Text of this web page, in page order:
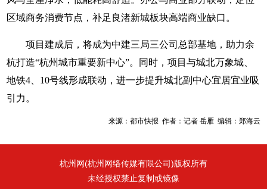
区域商务消费节点，补足良渚新城板块高端商业缺口。
项目建成后，将成为中建三局三公司总部基地，助力余
杭打造“杭州城市重要新中心”。同时，项目与城北万象城、
地铁4、10号线形成联动，进一步提升城北副中心宜居宜业吸
引力。
来源：都市快报 作者：记者 岳雁 编辑：郑海云
杭州网(杭州网络传媒有限公司)版权所有
未经授权禁止复制或镜像